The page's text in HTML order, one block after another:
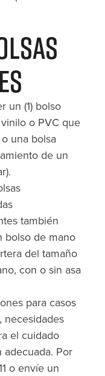
un (1) bolso
o PVC que
o una bolsa
de un
también
bolso de mano
del tamaño
con o sin asa
para casos
necesidades
el cuidado
adecuada. Por
o envíe un